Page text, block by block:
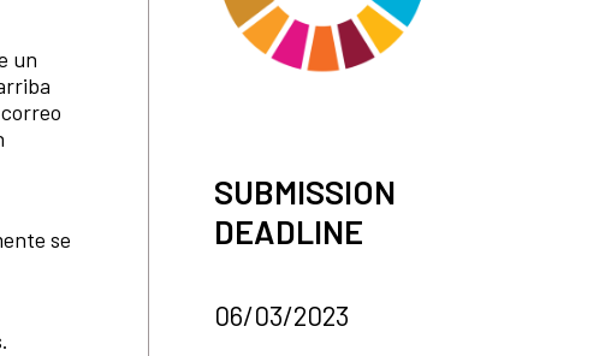
un
se
SUBMISSION
DEADLINE
06/03/2023